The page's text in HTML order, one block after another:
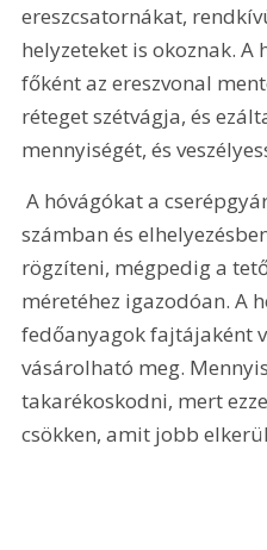
ereszcsatornákat,
helyzeteket is okoznak.
főként az ereszvonal
réteget szétvágja, és
mennyiségét, és
A hóvágókat a cserépgyártók utasításai szerinti
számban és
rögzíteni, mégpedig a
méretéhez igazodóan. A
fedőanyagok fajtájaként
vásárolható meg.
takarékoskodni, mert
csökken, amit jobb